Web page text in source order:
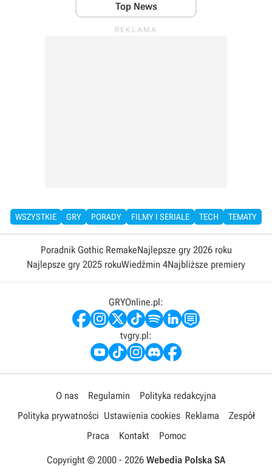
Top News
WSZYSTKIE GRY PORADY FILMY I SERIALE TECH TEMATY
Poradnik Gothic RemakeNajlepsze gry 2026 roku
Najlepsze gry 2025 rokuWiedźmin 4Najbliższe premiery
GRYOnline.pl:
tvgry.pl:
O nas Regulamin
Polityka redakcyjna
Polityka prywatności Ustawienia cookies Reklama
Zespół
Praca
Kontakt Pomoc
Copyright © 2000 - 2026 Webedia Polska SA